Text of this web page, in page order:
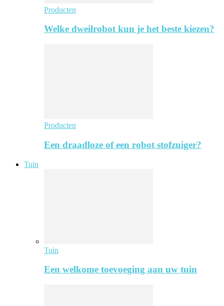
Producten
Welke dweilrobot kun je het beste kiezen?
Producten
Een draadloze of een robot stofzuiger?
Tuin
Tuin
Een welkome toevoeging aan uw tuin